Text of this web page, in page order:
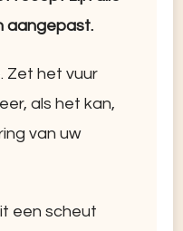
aangepast.
Zet het vuur
als het kan,
van uw
een scheut